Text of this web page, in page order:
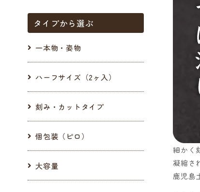
細かく
凝縮さ
鹿児島
タイプから選ぶ
一本物・姿物
ハーフサイズ（2ヶ入）
刻み・カットタイプ
個包装（ピロ）
大容量